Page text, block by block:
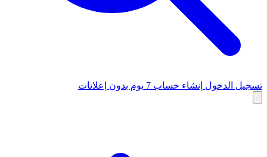
تسجيل الدخول إنشاء حساب 7 يوم بدون إعلانات